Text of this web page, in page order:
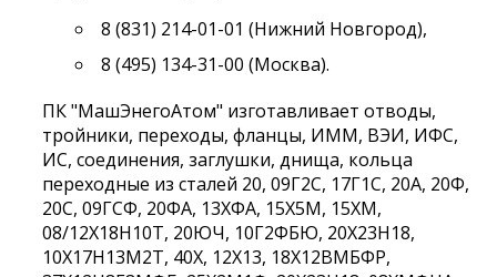
8 (831) 214-01-01 (Нижний Новгород),
8 (495) 134-31-00 (Москва).
ПК "МашЭнегоАтом" изготавливает отводы,
тройники, переходы, фланцы, ИММ, ВЭИ, ИФС,
ИС, соединения, заглушки, днища, кольца
переходные из сталей 20, 09Г2С, 17Г1С, 20А, 20Ф,
20С, 09ГСФ, 20ФА, 13ХФА, 15Х5М, 15ХМ,
08/12Х18Н10Т, 20ЮЧ, 10Г2ФБЮ, 20Х23Н18,
10Х17Н13М2Т, 40Х, 12Х13, 18Х12ВМБФР,